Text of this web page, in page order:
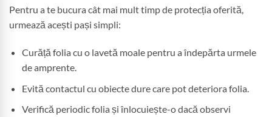
Pentru a te bucura cât mai mult timp de protecția oferită,
urmează acești pași simpli:
Curăță folia cu o lavetă moale pentru a îndepărta urmele
de amprente.
Evită contactul cu obiecte dure care pot deteriora folia.
Verifică periodic folia și înlocuiește-o dacă observi